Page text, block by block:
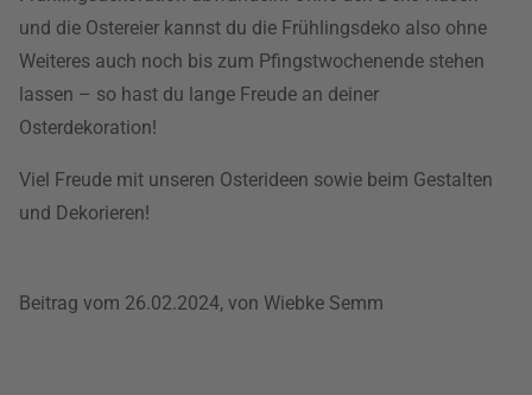
und die Ostereier kannst du die Frühlingsdeko also ohne
Weiteres auch noch bis zum Pfingstwochenende stehen
lassen – so hast du lange Freude an deiner
Osterdekoration!
Viel Freude mit unseren Osterideen sowie beim Gestalten
und Dekorieren!
Beitrag vom 26.02.2024, von Wiebke Semm